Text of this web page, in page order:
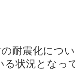
耐震化につ
る状況となっ